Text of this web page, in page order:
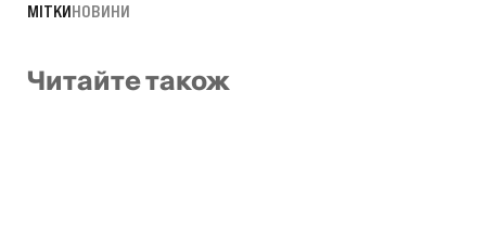
МІТКИНОВИНИ
Читайте також